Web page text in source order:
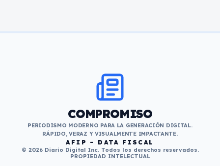
COMPROMISO
PERIODISMO MODERNO PARA LA GENERACIÓN DIGITAL.
RÁPIDO, VERAZ Y VISUALMENTE IMPACTANTE.
AFIP - DATA FISCAL
© 2026 Diario Digital Inc. Todos los derechos reservados.
PROPIEDAD INTELECTUAL